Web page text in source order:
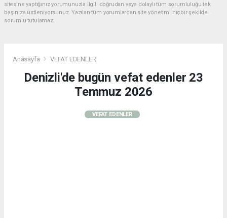
sitesine yaptığınız yorumunuzla ilgili doğrudan veya dolaylı tüm sorumluluğu tek
başınıza üstleniyorsunuz. Yazılan tüm yorumlardan site yönetimi hiçbir şekilde
sorumlu tutulamaz.
Anasayfa VEFAT EDENLER
Denizli'de bugün vefat edenler 23
Temmuz 2026
VEFAT EDENLER